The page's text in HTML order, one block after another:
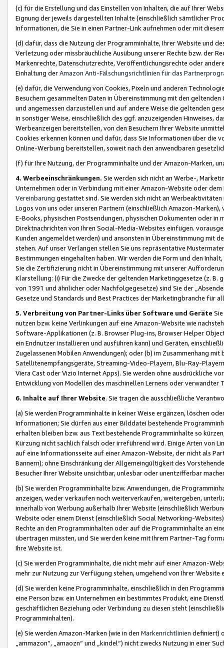
(c) für die Erstellung und das Einstellen von Inhalten, die auf Ihrer
Eignung der jeweils dargestellten Inhalte (einschließlich sämtlicher
Informationen, die Sie in einen Partner-Link aufnehmen oder mit
(d) dafür, dass die Nutzung der Programminhalte, Ihrer Website und
Verletzung oder missbräuchliche Ausübung unserer Rechte bzw. der
Markenrechte, Datenschutzrechte, Veröffentlichungsrechte oder
Einhaltung derAmazon Anti-Fälschungsrichtlinien für das
(e) dafür, die Verwendung von Cookies, Pixeln und anderen
Besuchern gesammelten Daten in Übereinstimmung mit den
und angemessen darzustellen und auf andere Weise die geltenden
in sonstiger Weise, einschließlich des ggf. anzuzeigenden Hinweises,
Werbeanzeigen bereitstellen, von den Besuchern Ihrer Website
Cookies erkennen können und dafür, dass Sie Informationen über die
Online-Werbung bereitstellen, soweit nach den anwendbaren
(f) für Ihre Nutzung, der Programminhalte und der Amazon-Marken,
4. Werbeeinschränkungen. Sie werden sich nicht an Werbe-,
Unternehmen oder in Verbindung mit einer Amazon-Website oder
Vereinbarung gestattet sind. Sie werden sich nicht an
Logos von uns oder unseren Partnern (einschließlich Amazon-
E-Books, physischen Postsendungen, physischen Dokumenten oder in
Direktnachrichten von Ihren Social-Media-Websites einfügen.
Kunden angemeldet werden) und ansonsten in Übereinstimmung mit
stehen. Auf unser Verlangen stellen Sie uns repräsentative
Bestimmungen eingehalten haben. Wir werden die Form und den
Sie die Zertifizierung nicht in Übereinstimmung mit unserer
Klarstellung: (i) Für die Zwecke der geltenden Marketinggesetze (z. B.
von 1991 und ähnlicher oder Nachfolgegesetze) sind Sie der
Gesetze und Standards und Best Practices der Marketingbranche für
5. Verbreitung von Partner-Links über Software und Geräte
nutzen bzw. keine Verlinkungen auf eine Amazon-Website wie
Software-Applikationen (z. B. Browser Plug-ins, Browser Helper
ein Endnutzer installieren und ausführen kann) und Geräten,
Zugelassenen Mobilen Anwendungen); oder (b) im Zusammenhang
Satellitenempfangsgeräte, Streaming-Video-Playern, Blu-Ray-
Viera Cast oder Vizio Internet Apps). Sie werden ohne ausdrückliche
Entwicklung von Modellen des maschinellen Lernens oder
6. Inhalte auf Ihrer Website. Sie tragen die ausschließliche
(a) Sie werden Programminhalte in keiner Weise ergänzen, löschen
Informationen; Sie dürfen aus einer Bilddatei bestehende
erhalten bleiben bzw. aus Text bestehende Programminhalte so
Kürzung nicht sachlich falsch oder irreführend wird. Einige Arten von
auf eine Informationsseite auf einer Amazon-Website, der nicht als
Bannern); ohne Einschränkung der Allgemeingültigkeit des
Besucher Ihrer Website unsichtbar, unlesbar oder unentzifferbar
(b) Sie werden Programminhalte bzw. Anwendungen, die
anzeigen, weder verkaufen noch weiterverkaufen, weitergeben,
innerhalb von Werbung außerhalb Ihrer Website (einschließlich
Website oder einem Dienst (einschließlich Social Networking-
Rechte an den Programminhalten oder auf die Programminhalte an
übertragen müssten, und Sie werden keine mit Ihrem Partner-Tag
Ihre Website ist.
(c) Sie werden Programminhalte, die nicht mehr auf einer Amazon-
mehr zur Nutzung zur Verfügung stehen, umgehend von Ihrer
(d) Sie werden keine Programminhalte, einschließlich in den
eine Person bzw. ein Unternehmen ein bestimmtes Produkt, eine
geschäftlichen Beziehung oder Verbindung zu diesen steht
Programminhalten).
(e) Sie werden Amazon-Marken (wie in den Markenrichtlinien definiert)
„ammazon“, „amaozn“ und „kindel“) nicht zwecks Nutzung in einer